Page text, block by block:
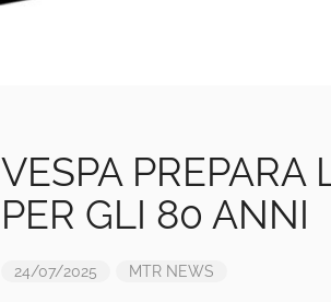
VESPA PREPARA
PER GLI 80 ANNI
24/07/2025 MTR NEWS